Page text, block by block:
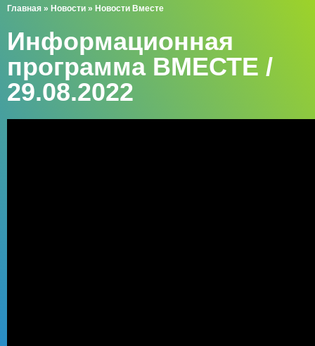
Главная » Новости » Новости Вместе
Информационная
программа ВМЕСТЕ /
29.08.2022